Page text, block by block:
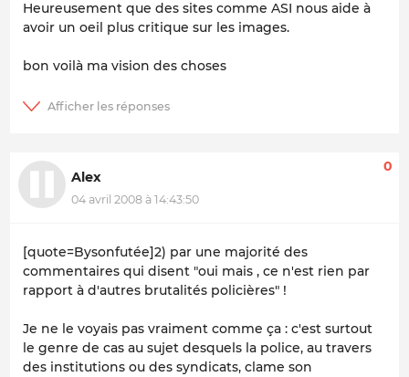
Heureusement que des sites comme ASI nous aide à
avoir un oeil plus critique sur les images.
bon voilà ma vision des choses
Alex
04 avril 2008 à 14:43:50
0
[quote=Bysonfutée]2) par une majorité des
commentaires qui disent "oui mais , ce n'est rien par
rapport à d'autres brutalités policières" !
Je ne le voyais pas vraiment comme ça : c'est surtout
le genre de cas au sujet desquels la police, au travers
des institutions ou des syndicats, clame son